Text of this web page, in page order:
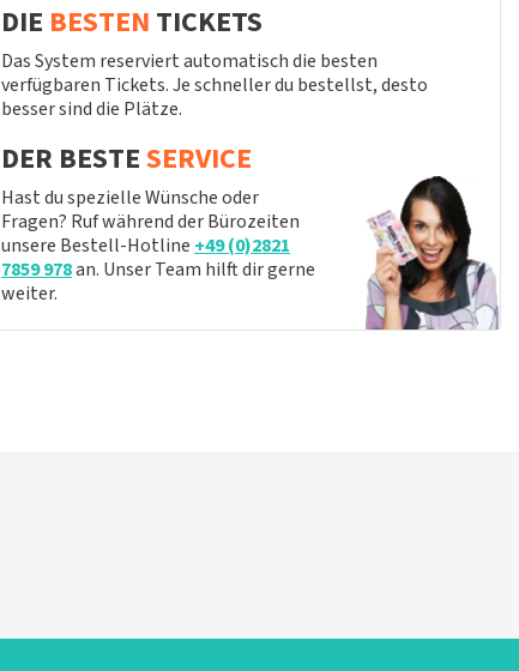
DIE BESTEN TICKETS
Das System reserviert automatisch die besten
verfügbaren Tickets. Je schneller du bestellst, desto
besser sind die Plätze.
DER BESTESERVICE
Hast du spezielle Wünsche oder
Fragen? Ruf während der Bürozeiten
unsere Bestell-Hotline +49 (0)2821
7859 978an. Unser Team hilft dir gerne
weiter.